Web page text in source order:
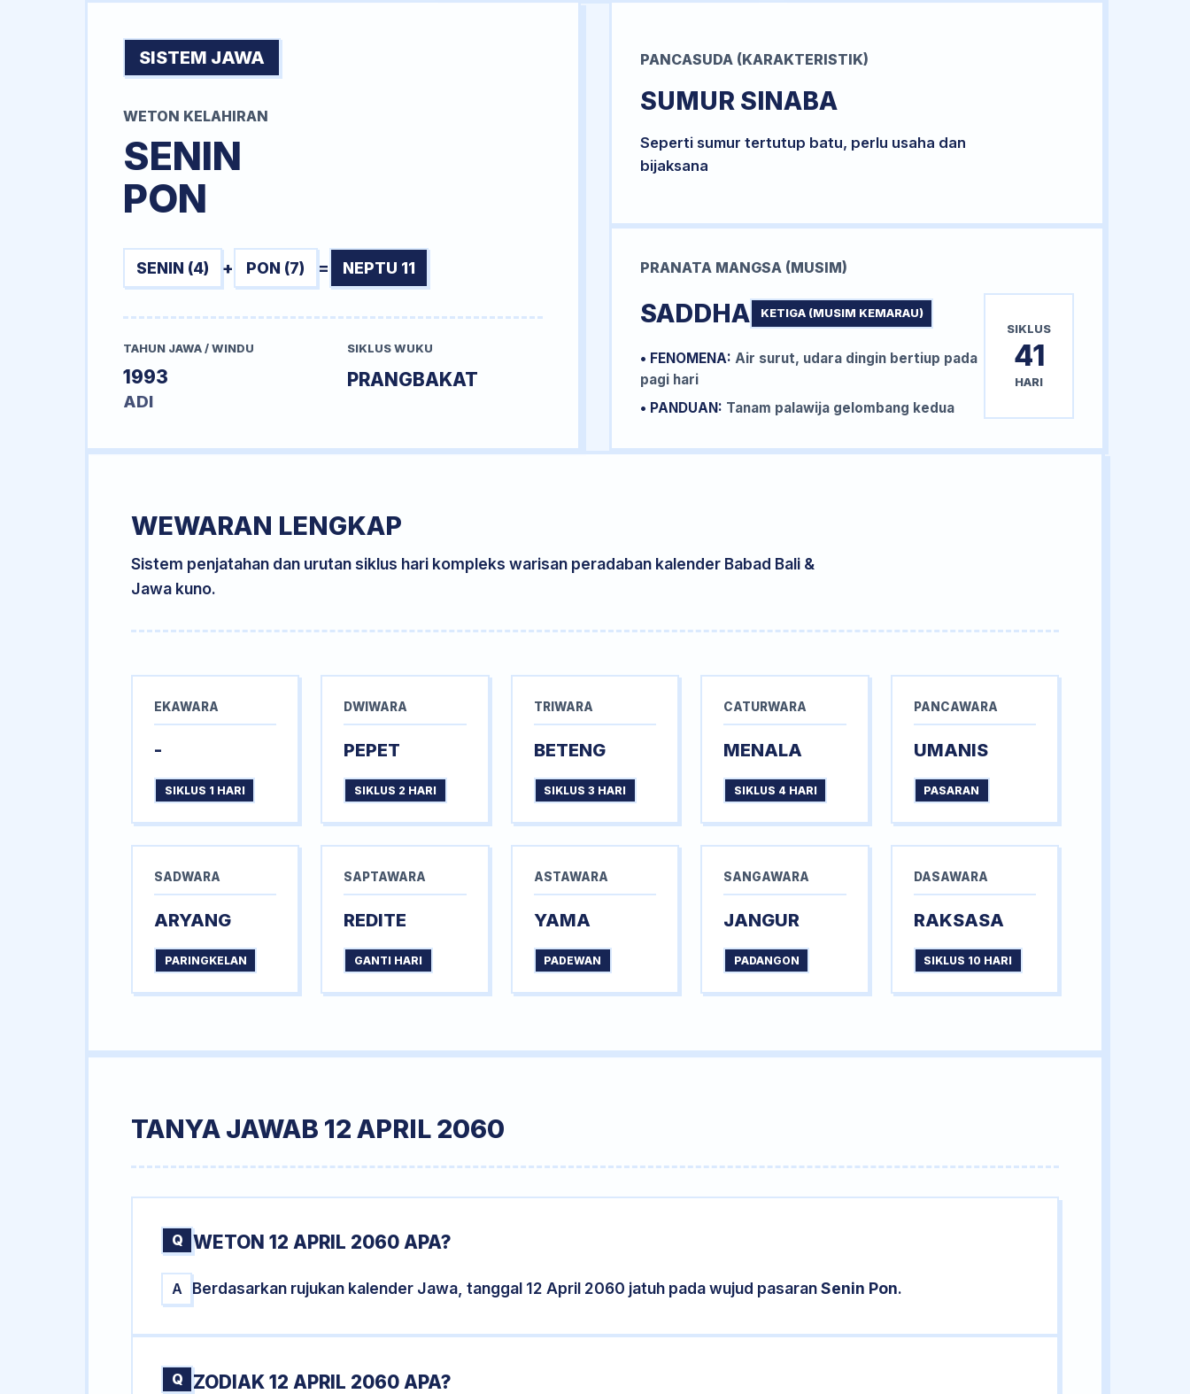
SISTEM JAWA
WETON KELAHIRAN
SENIN
PON
SENIN (4) + PON (7) = NEPTU 11
TAHUN JAWA / WINDU
1993
ADI
SIKLUS WUKU
PRANGBAKAT
PANCASUDA (KARAKTERISTIK)
SUMUR SINABA
Seperti sumur tertutup batu, perlu usaha dan
bijaksana
PRANATA MANGSA (MUSIM)
SADDHA KETIGA (MUSIM KEMARAU)
• FENOMENA: Air surut, udara dingin bertiup pada
pagi hari
• PANDUAN: Tanam palawija gelombang kedua
SIKLUS
41
HARI
WEWARAN LENGKAP
Sistem penjatahan dan urutan siklus hari kompleks warisan peradaban kalender Babad Bali &
Jawa kuno.
EKAWARA
-
SIKLUS 1 HARI
DWIWARA
PEPET
SIKLUS 2 HARI
TRIWARA
BETENG
SIKLUS 3 HARI
CATURWARA
MENALA
SIKLUS 4 HARI
PANCAWARA
UMANIS
PASARAN
SADWARA
ARYANG
PARINGKELAN
SAPTAWARA
REDITE
GANTI HARI
ASTAWARA
YAMA
PADEWAN
SANGAWARA
JANGUR
PADANGON
DASAWARA
RAKSASA
SIKLUS 10 HARI
TANYA JAWAB 12 APRIL 2060
Q WETON 12 APRIL 2060 APA?
A Berdasarkan rujukan kalender Jawa, tanggal 12 April 2060 jatuh pada wujud pasaranSenin Pon.
Q ZODIAK 12 APRIL 2060 APA?